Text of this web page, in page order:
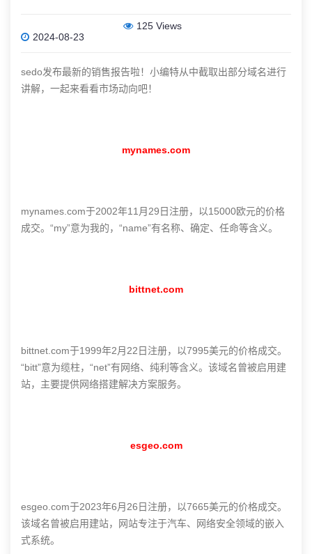
2024-08-23
125 Views
sedo发布最新的销售报告啦！小编特从中截取出部分域名进行
讲解，一起来看看市场动向吧！
mynames.com
mynames.com于2002年11月29日注册，以15000欧元的价格
成交。“my”意为我的，“name”有名称、确定、任命等含义。
bittnet.com
bittnet.com于1999年2月22日注册，以7995美元的价格成交。
“bitt”意为缆柱，“net”有网络、纯利等含义。该域名曾被启用建
站，主要提供网络搭建解决方案服务。
esgeo.com
esgeo.com于2023年6月26日注册，以7665美元的价格成交。
该域名曾被启用建站，网站专注于汽车、网络安全领域的嵌入
式系统。